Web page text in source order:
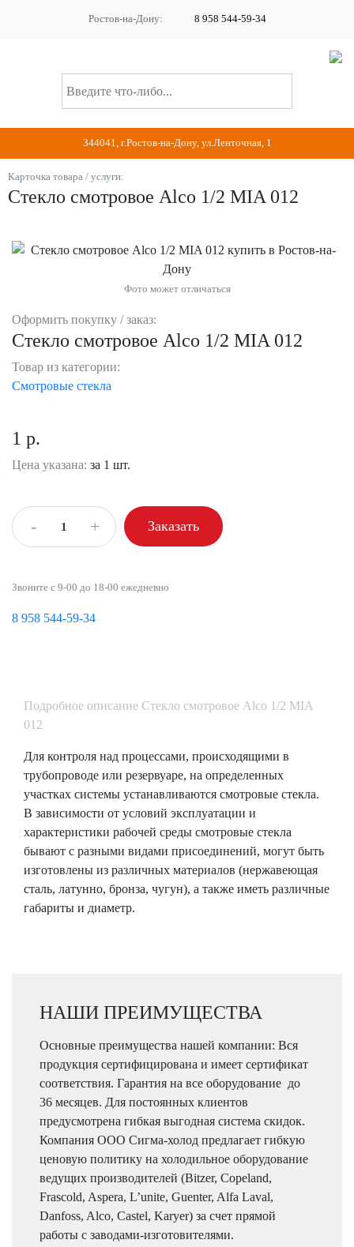
Ростов-на-Дону: 8 958 544-59-34
344041, г.Ростов-на-Дону, ул.Ленточная, 1
Карточка товара / услуги:
Стекло смотровое Alco 1/2 МIA 012
Фото может отличаться
Оформить покупку / заказ:
Стекло смотровое Alco 1/2 МIA 012
Товар из категории:
Смотровые стекла
1 р.
Цена указана: за 1 шт.
- + Заказать
Звоните с 9-00 до 18-00 ежедневно
8 958 544-59-34
Подробное описание Стекло смотровое Alco 1/2 МIA
012
Для контроля над процессами, происходящими в
трубопроводе или резервуаре, на определенных
участках системы устанавливаются смотровые стекла.
В зависимости от условий эксплуатации и
характеристики рабочей среды смотровые стекла
бывают с разными видами присоединений, могут быть
изготовлены из различных материалов (нержавеющая
сталь, латунно, бронза, чугун), а также иметь различные
габариты и диаметр.
НАШИ ПРЕИМУЩЕСТВА
Основные преимущества нашей компании: Вся
продукция сертифицирована и имеет сертификат
соответствия. Гарантия на все оборудование до
36 месяцев. Для постоянных клиентов
предусмотрена гибкая выгодная система скидок.
Компания ООО Сигма-холод предлагает гибкую
ценовую политику на холодильное оборудование
ведущих производителей (Bitzer, Copeland,
Frascold, Aspera, L’unite, Guenter, Alfa Laval,
Danfoss, Alco, Castel, Karyer) за счет прямой
работы с заводами-изготовителями.